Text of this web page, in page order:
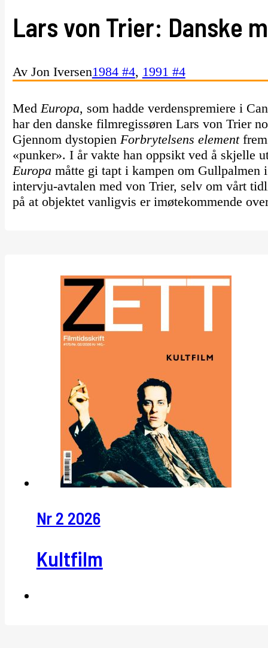
Lars von Trier: Danske
Av Jon Iversen1984 #4, 1991 #4
Med Europa, som hadde verdenspremiere i
har den danske filmregissøren Lars von Trier
Gjennom dystopien Forbrytelsens element
«punker». I år vakte han oppsikt ved å skjelle
Europa måtte gi tapt i kampen om Gullpalmen
intervju-avtalen med von Trier, selv om vårt
på at objektet vanligvis er imøtekommende
Nr 2 2026
Kultfilm